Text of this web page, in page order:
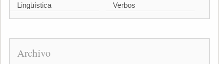
Lingüística
Verbos
Archivo